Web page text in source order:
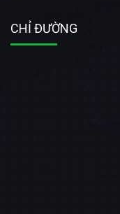
CHỈ ĐƯỜNG